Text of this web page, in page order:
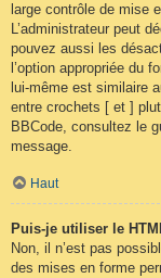
large contrôle de mise
L’administrateur peut
pouvez aussi les
l’option appropriée du
lui-même est similaire
entre crochets [ et ]
BBCode, consultez le
message.
Haut
Puis-je utiliser le
Non, il n’est pas
des mises en forme